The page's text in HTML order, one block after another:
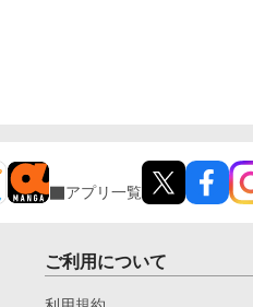
アプリ一覧
ご利用について